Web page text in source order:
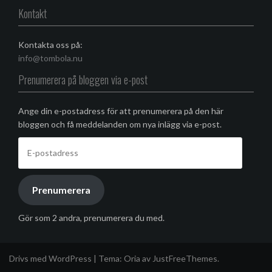
Kontakt
Kontakta oss på:
info@tombola.nu
Prenumerera på bloggen via e-post
Ange din e-postadress för att prenumerera på den här
bloggen och få meddelanden om nya inlägg via e-post.
postadress
Prenumerera
Gör som 2 andra, prenumerera du med.
Drivs med WordPress | Tema: Oria av JustFreeThemes.